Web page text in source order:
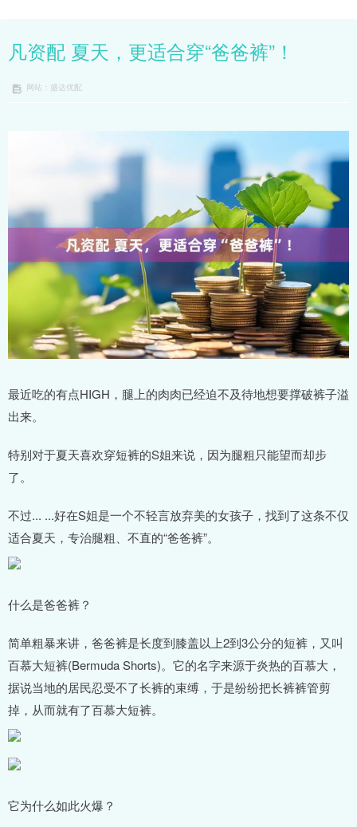
凡资配 夏天，更适合穿“爸爸裤”！
网站：盛达优配
最近吃的有点HIGH，腿上的肉肉已经迫不及待地想要撑破裤子溢
出来。
特别对于夏天喜欢穿短裤的S姐来说，因为腿粗只能望而却步
了。
不过... ...好在S姐是一个不轻言放弃美的女孩子，找到了这条不仅
适合夏天，专治腿粗、不直的“爸爸裤”。
什么是爸爸裤？
简单粗暴来讲，爸爸裤是长度到膝盖以上2到3公分的短裤，又叫
百慕大短裤(Bermuda Shorts)。它的名字来源于炎热的百慕大，
据说当地的居民忍受不了长裤的束缚，于是纷纷把长裤裤管剪
掉，从而就有了百慕大短裤。
它为什么如此火爆？